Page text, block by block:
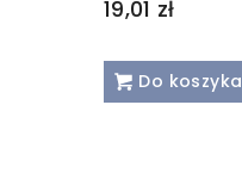
19,01 zł
Do koszyka